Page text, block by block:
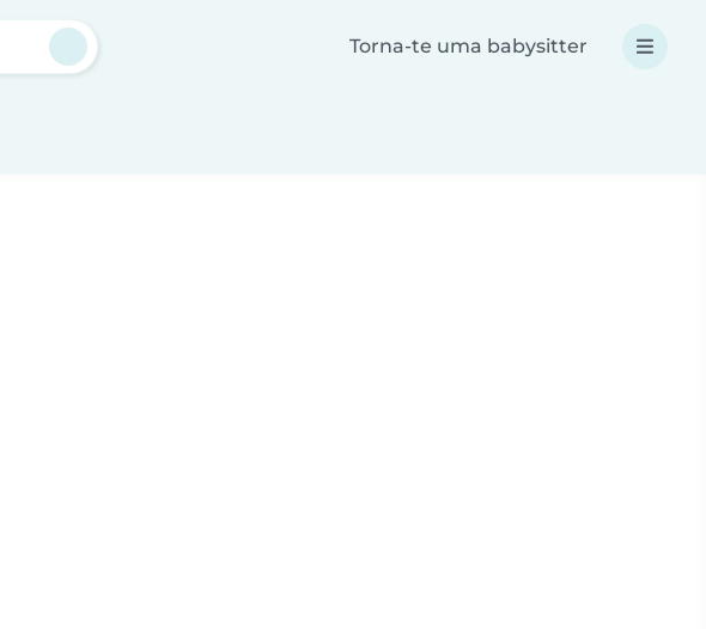
Torna-te uma babysitter